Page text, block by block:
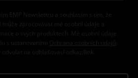
EMP Newslettru a souhlasím s tím, že
může zpracovávat mé osobní údaje a
o svých produktech. Mé osobní údaje
s ustanoveními
Ochrana osobních údajů
na odhlašovací odkaz/link.